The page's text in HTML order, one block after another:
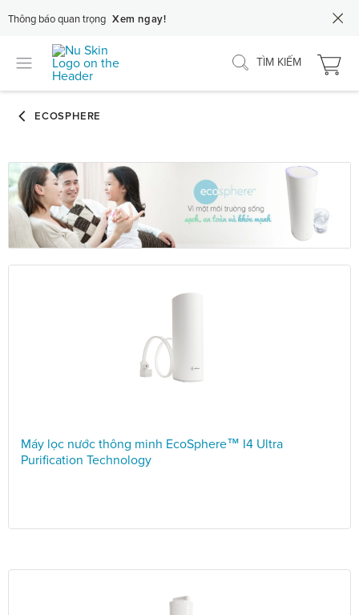
Thông báo quan trọng Xem ngay!
TÌM KIẾM
Máy lọc nước thông minh EcoSphere™ I4 Ultra
Purification Technology